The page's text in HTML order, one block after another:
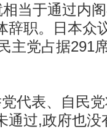
当于通过内
辞职。日本众
主党占据291
表、自民党
通过,政府也